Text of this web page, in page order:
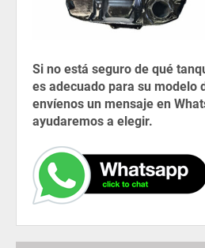
Si no está seguro de qué
es adecuado para su modelo
envíenos un mensaje en
ayudaremos a elegir.